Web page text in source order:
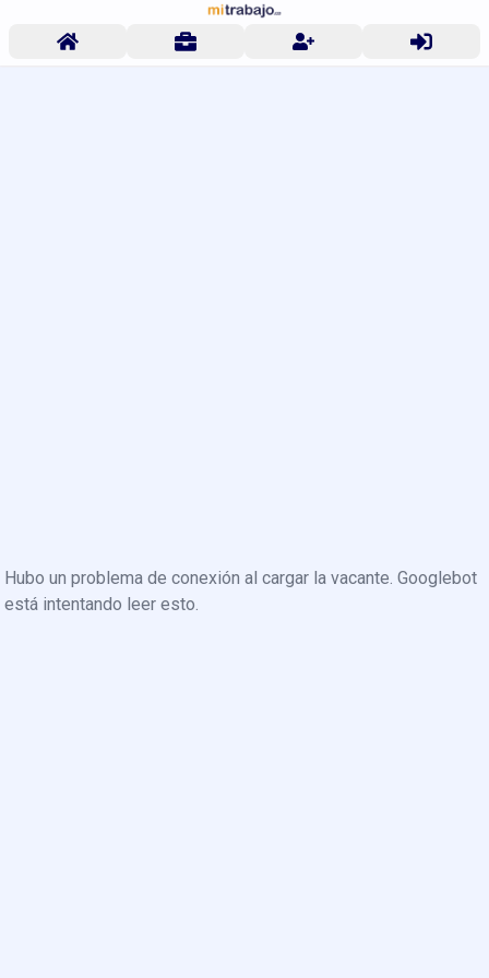
Hubo un problema de conexión al cargar la vacante. Googlebot
está intentando leer esto.